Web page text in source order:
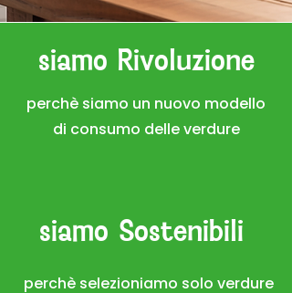
siamo Rivoluzione
perchè siamo un nuovo modello
di consumo delle verdure
siamo Sostenibili
perchè selezioniamo solo verdure